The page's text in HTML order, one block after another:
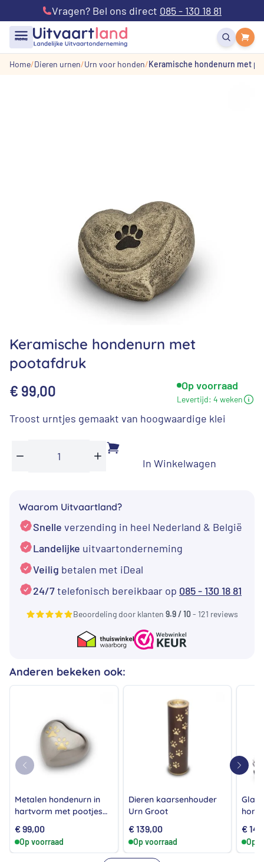
Vragen? Bel ons direct 085 - 130 18 81
menu
Home Dieren urnen Urn voor honden Keramische hondenurn met
Keramische hondenurn met
pootafdruk
€ 99,00 Op voorraad
Levertijd: 4 weken
Troost urntjes gemaakt van hoogwaardige klei
Keramische
pootafdruk
aantal
In Winkelwagen
Waarom Uitvaartland?
Snelle verzending in heel Nederland & België
Landelijke uitvaartonderneming
Veilig betalen met iDeal
24/7telefonisch bereikbaar op 085 - 130 18 81
Beoordeling door klanten 9.9 / 10- 121 reviews
Anderen bekeken ook:
Metalen hondenurn in
hartvorm met pootjes
€99,00
Op voorraad
Dieren kaarsenhouder
Urn Groot
€139,00
Op voorraad
€
Op